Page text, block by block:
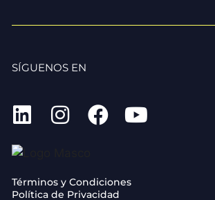
SÍGUENOS EN
Términos y Condiciones
Política de Privacidad